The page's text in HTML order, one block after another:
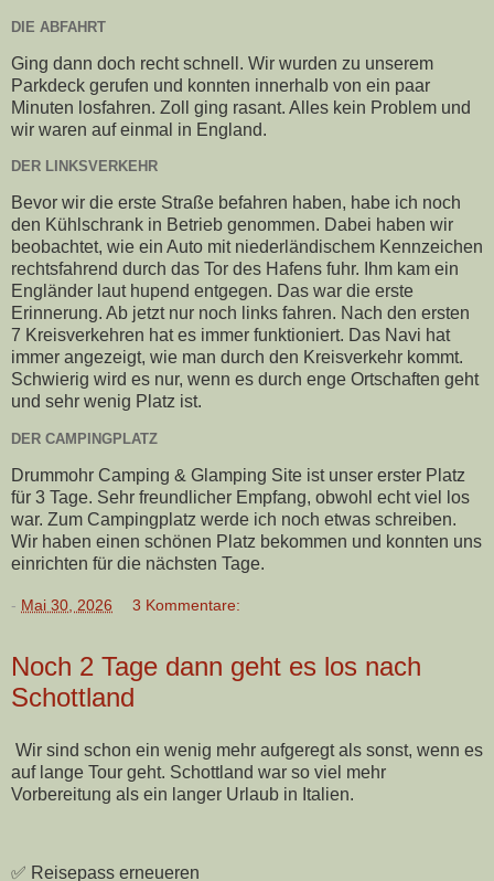
DIE ABFAHRT
Ging dann doch recht schnell. Wir wurden zu unserem
Parkdeck gerufen und konnten innerhalb von ein paar
Minuten losfahren. Zoll ging rasant. Alles kein Problem und
wir waren auf einmal in England.
DER LINKSVERKEHR
Bevor wir die erste Straße befahren haben, habe ich noch
den Kühlschrank in Betrieb genommen. Dabei haben wir
beobachtet, wie ein Auto mit niederländischem Kennzeichen
rechtsfahrend durch das Tor des Hafens fuhr. Ihm kam ein
Engländer laut hupend entgegen. Das war die erste
Erinnerung. Ab jetzt nur noch links fahren. Nach den ersten
7 Kreisverkehren hat es immer funktioniert. Das Navi hat
immer angezeigt, wie man durch den Kreisverkehr kommt.
Schwierig wird es nur, wenn es durch enge Ortschaften geht
und sehr wenig Platz ist.
DER CAMPINGPLATZ
Drummohr Camping & Glamping Site ist unser erster Platz
für 3 Tage. Sehr freundlicher Empfang, obwohl echt viel los
war. Zum Campingplatz werde ich noch etwas schreiben.
Wir haben einen schönen Platz bekommen und konnten uns
einrichten für die nächsten Tage.
- Mai 30, 2026 3 Kommentare:
Noch 2 Tage dann geht es los nach
Schottland
Wir sind schon ein wenig mehr aufgeregt als sonst, wenn es
auf lange Tour geht. Schottland war so viel mehr
Vorbereitung als ein langer Urlaub in Italien.
✅ Reisepass erneueren